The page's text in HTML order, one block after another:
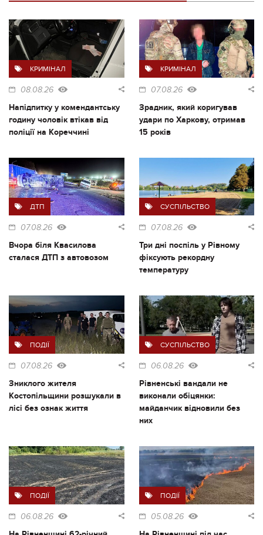
КРИМІНАЛ
08.08.26
Напідпитку у комендантську
годину чоловік втікав від
поліції на Кореччині
КРИМІНАЛ
07.08.26
Зрадник, який коригував
удари по Харкову, отримав
15 років
ДТП
07.08.26
Вчора біля Квасилова
сталася ДТП з автовозом
СУСПІЛЬСТВО
07.08.26
Три дні поспіль у Рівному
фіксують рекордну
температуру
ПОДІЇ
07.08.26
Зниклого жителя
Костопільщини розшукали в
лісі без ознак життя
СУСПІЛЬСТВО
06.08.26
Рівненські вандали не
виконали обіцянки:
майданчик відновили без
них
ПОДІЇ
06.08.26
ПОДІЇ
05.08.26